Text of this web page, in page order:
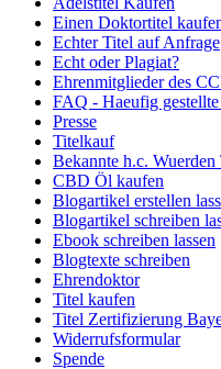
Einen Doktortitel
Echter Titel auf Anfrage
Echt oder Plagiat?
Ehrenmitglieder des
FAQ - Haeufig gestellte
Presse
Titelkauf
Bekannte h.c. Wuerden
CBD Öl kaufen
Blogartikel erstellen
Blogartikel schreiben
Ebook schreiben lassen
Blogtexte schreiben
Ehrendoktor
Titel kaufen
Titel Zertifizierung
Widerrufsformular
Spende